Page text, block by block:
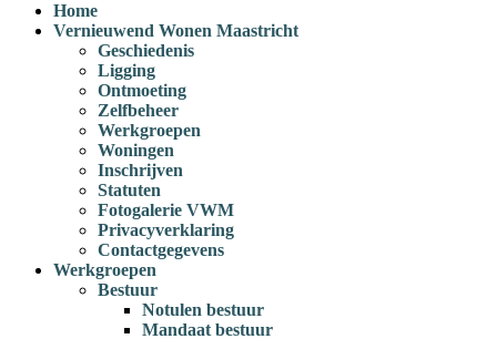
Home
Vernieuwend Wonen Maastricht
Geschiedenis
Ligging
Ontmoeting
Zelfbeheer
Werkgroepen
Woningen
Inschrijven
Statuten
Fotogalerie VWM
Privacyverklaring
Contactgegevens
Werkgroepen
Bestuur
Notulen bestuur
Mandaat bestuur